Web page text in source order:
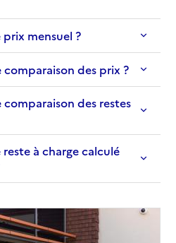
mensuel ?
des prix ?
des restes
à charge calculé